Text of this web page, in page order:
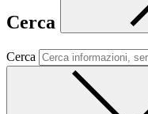
Cerca
Cerca